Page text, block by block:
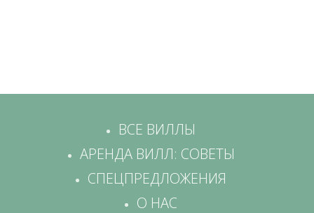
ВСЕ ВИЛЛЫ
АРЕНДА ВИЛЛ: СОВЕТЫ
СПЕЦПРЕДЛОЖЕНИЯ
О НАС